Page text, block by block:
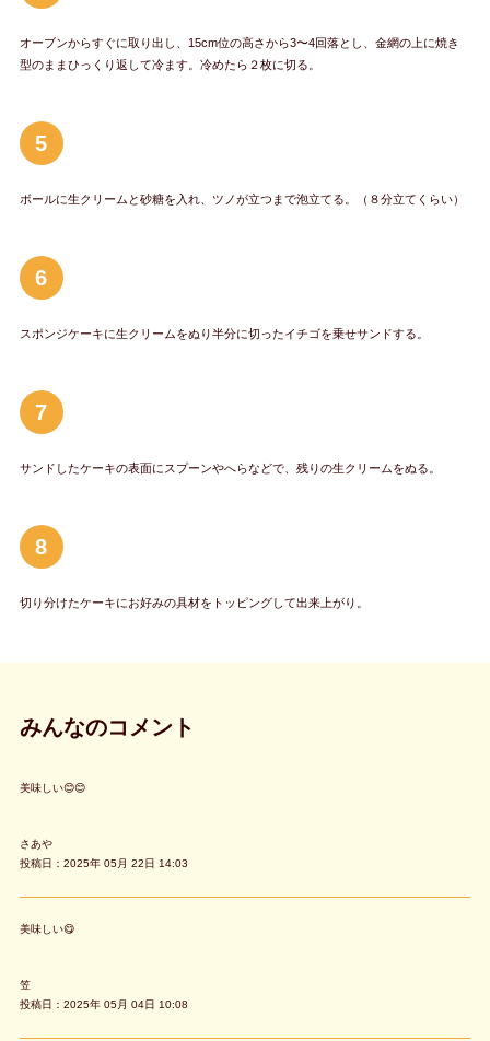
オーブンからすぐに取り出し、15cm位の高さから3〜4回落とし、金網の上に焼き
型のままひっくり返して冷ます。冷めたら２枚に切る。
5
ボールに生クリームと砂糖を入れ、ツノが立つまで泡立てる。（８分立てくらい）
6
スポンジケーキに生クリームをぬり半分に切ったイチゴを乗せサンドする。
7
サンドしたケーキの表面にスプーンやへらなどで、残りの生クリームをぬる。
8
切り分けたケーキにお好みの具材をトッピングして出来上がり。
みんなのコメント
美味しい😊😊
さあや
投稿日：2025年 05月 22日 14:03
美味しい😋
笠
投稿日：2025年 05月 04日 10:08